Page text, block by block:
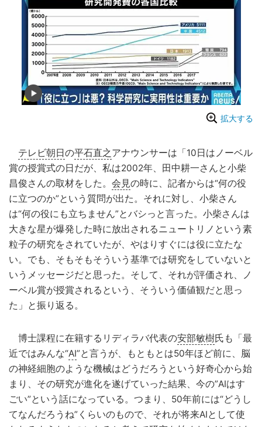
拡大する
テレビ朝日 の平石直之アナウンサーは「10日はノーベル
賞の授賞式の日だが、私は2002年、田中耕一さんと小柴
昌俊さんの取材をした。 会見の時に、記者からは“何の役
に立つのか”という質問が出た。それに対し、小柴さん
は“何の役にも立ちません”とバシっと言った。小柴さんは
大きな星が爆発した時に放出されるニュートリノという素
粒子の研究をされていたが、やはりすぐには役に立たな
い。でも、そもそもそういう基準では研究をしていないと
いうメッセージだと思った。そして、それが評価され、ノ
ーベル賞が授賞されるという、そういう価値観だと思っ
た」と振り返る。
博士課程に在籍するリディラバ代表の安部敏樹氏も「最
近ではみんな“AI”と言うが、もともとは50年ほど前に、脳
の神経細胞のような機械はどうだろうという好奇心から始
まり、その研究が進化を遂げていった結果、今の”AIはす
ごい”という話になっている。つまり、50年前には“どうし
てなんだろうね”くらいのもので、それが将来AIとして使